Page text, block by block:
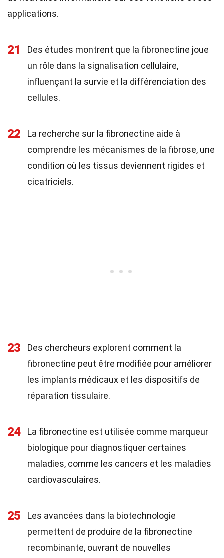
applications.
21
Des études montrent que la fibronectine joue
un rôle dans la signalisation cellulaire,
influençant la survie et la différenciation des
cellules.
22
La recherche sur la fibronectine aide à
comprendre les mécanismes de la fibrose, une
condition où les tissus deviennent rigides et
cicatriciels.
23
Des chercheurs explorent comment la
fibronectine peut être modifiée pour améliorer
les implants médicaux et les dispositifs de
réparation tissulaire.
24
La fibronectine est utilisée comme marqueur
biologique pour diagnostiquer certaines
maladies, comme les cancers et les maladies
cardiovasculaires.
25
Les avancées dans la biotechnologie
permettent de produire de la fibronectine
recombinante, ouvrant de nouvelles